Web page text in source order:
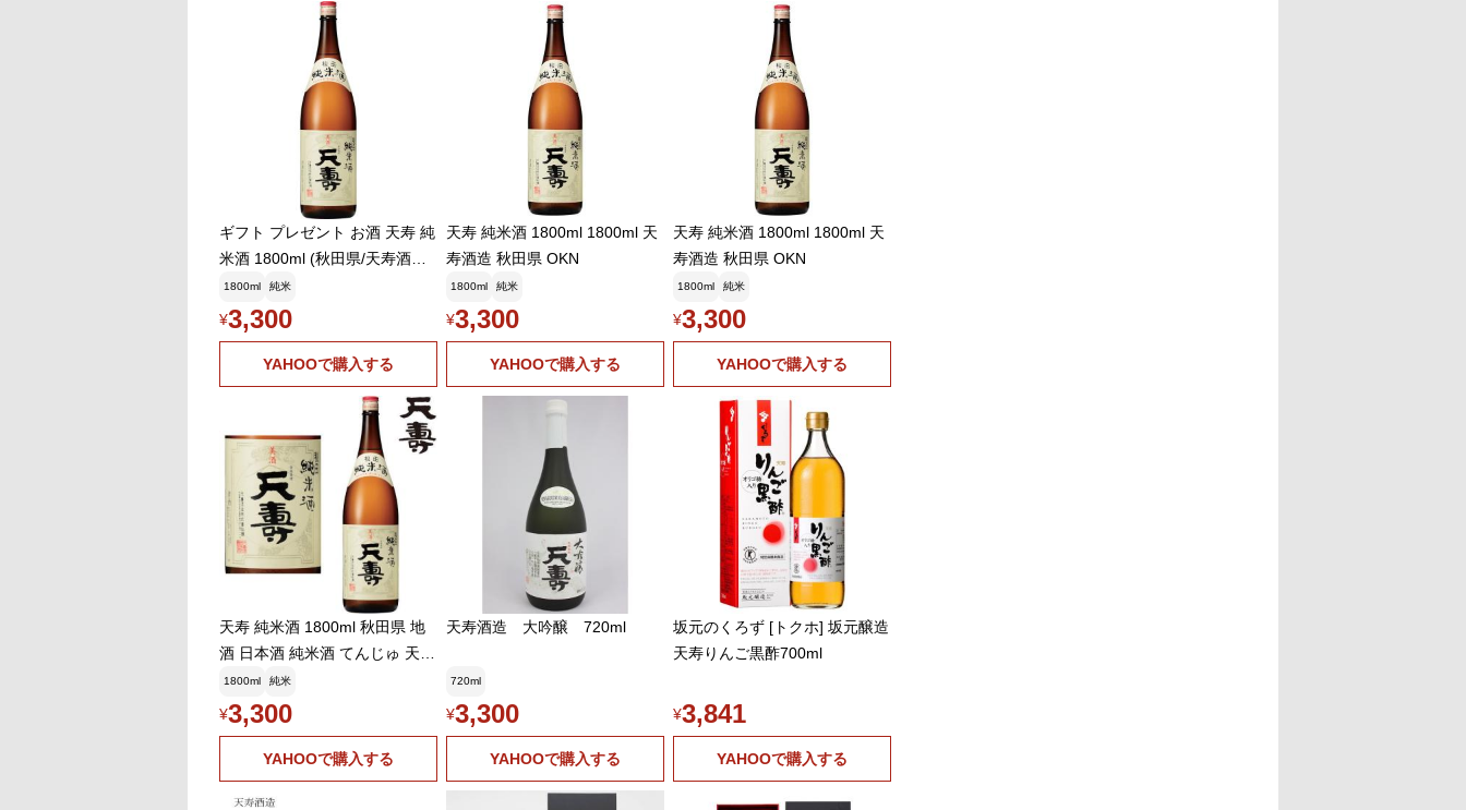
ギフト プレゼント お酒 天寿 純
米酒 1800ml (秋田県/天寿酒造/
日本酒)
1800ml 純米
¥3,300
YAHOOで購入する
天寿 純米酒 1800ml 1800ml 天
寿酒造 秋田県 OKN
1800ml 純米
¥3,300
YAHOOで購入する
天寿 純米酒 1800ml 1800ml 天
寿酒造 秋田県 OKN
1800ml 純米
¥3,300
YAHOOで購入する
天寿 純米酒 1800ml 秋田県 地
酒 日本酒 純米酒 てんじゅ 天寿
酒造 ギフト プレゼント
1800ml 純米
¥3,300
YAHOOで購入する
天寿酒造 大吟醸 720ml
720ml
¥3,300
YAHOOで購入する
坂元のくろず [トクホ] 坂元醸造
天寿りんご黒酢700ml
¥3,841
YAHOOで購入する